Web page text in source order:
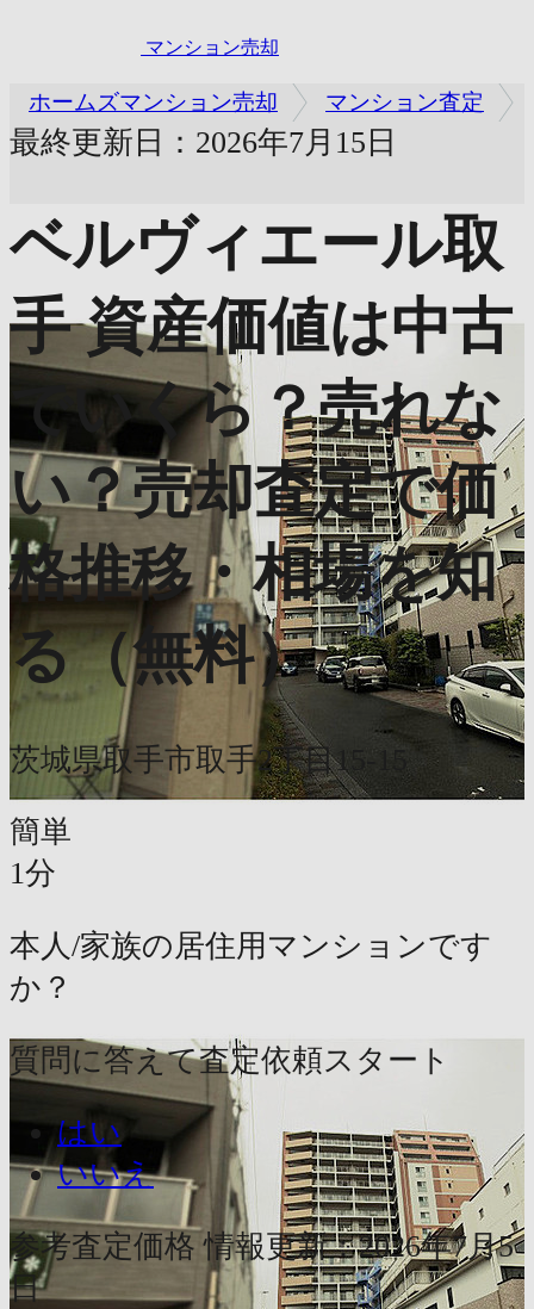
マンション売却
ホームズマンション売却 マンション査定
最終更新日：2026年7月15日
ベルヴィエール取
手 資産価値は中古
でいくら？売れな
い？売却査定で価
格推移・相場を知
る（無料）
茨城県取手市取手2丁目15-15
簡単
1分
本人/家族の居住用マンションです
か？
質問に答えて査定依頼スタート
はい
いいえ
参考査定価格 情報更新：2026年7月5
日